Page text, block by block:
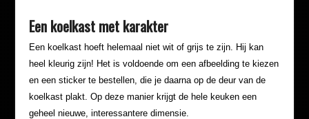
Een koelkast met karakter
Een koelkast hoeft helemaal niet wit of grijs te zijn. Hij kan
heel kleurig zijn! Het is voldoende om een afbeelding te kiezen
en een sticker te bestellen, die je daarna op de deur van de
koelkast plakt. Op deze manier krijgt de hele keuken een
geheel nieuwe, interessantere dimensie.